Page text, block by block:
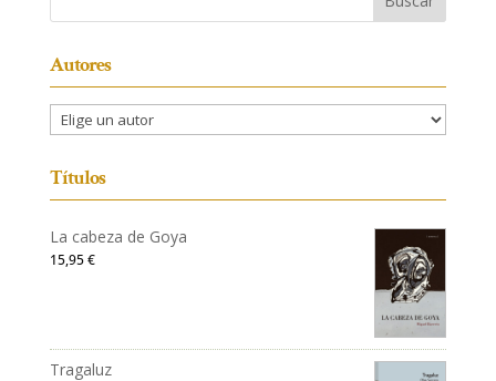
Autores
Títulos
La cabeza de Goya
15,95€
Tragaluz